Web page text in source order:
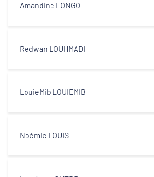
Amandine LONGO
Redwan LOUHMADI
LouieMib LOUIEMIB
Noémie LOUIS